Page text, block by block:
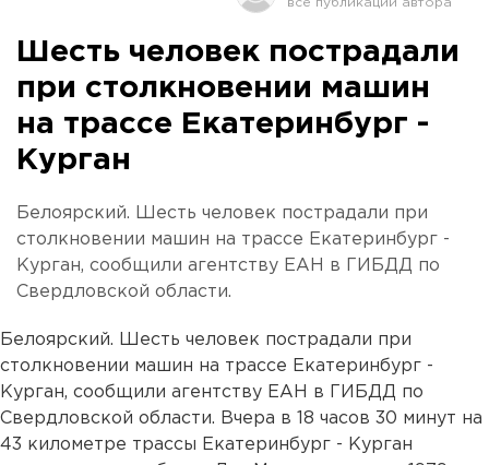
Шесть человек пострадали
при столкновении машин
на трассе Екатеринбург -
Курган
Белоярский. Шесть человек пострадали при
столкновении машин на трассе Екатеринбург -
Курган, сообщили агентству ЕАН в ГИБДД по
Свердловской области.
Белоярский. Шесть человек пострадали при
столкновении машин на трассе Екатеринбург -
Курган, сообщили агентству ЕАН в ГИБДД по
Свердловской области. Вчера в 18 часов 30 минут на
43 километре трассы Екатеринбург - Курган